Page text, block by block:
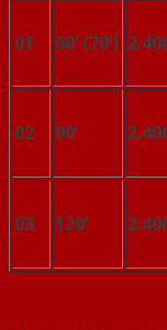
01 60’ (70’)
02 90’
03 120’